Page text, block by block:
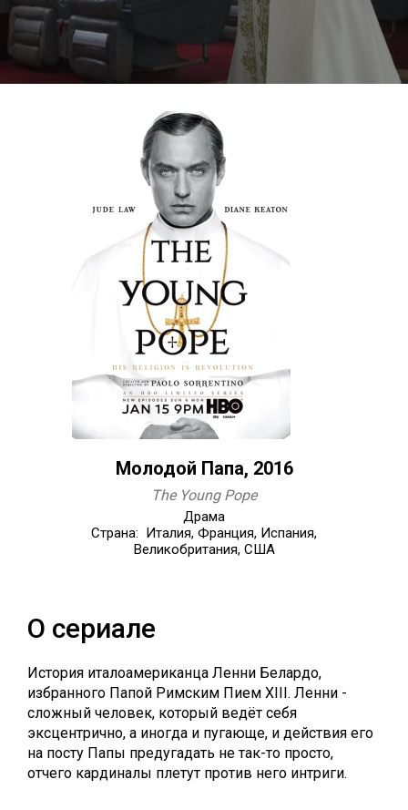
Молодой Папа, 2016
The Young Pope
Драма
Страна: Италия, Франция, Испания,
Великобритания, США
О сериале
История италоамериканца Ленни Белардо,
избранного Папой Римским Пием XIII. Ленни -
сложный человек, который ведёт себя
эксцентрично, а иногда и пугающе, и действия его
на посту Папы предугадать не так-то просто,
отчего кардиналы плетут против него интриги.